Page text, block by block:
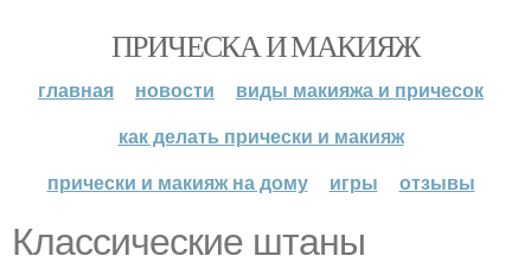
ПРИЧЕСКА И МАКИЯЖ
главная новости
виды макияжа и причесок
как делать прически и макияж
прически и макияж на дому
игры отзывы
Классические штаны